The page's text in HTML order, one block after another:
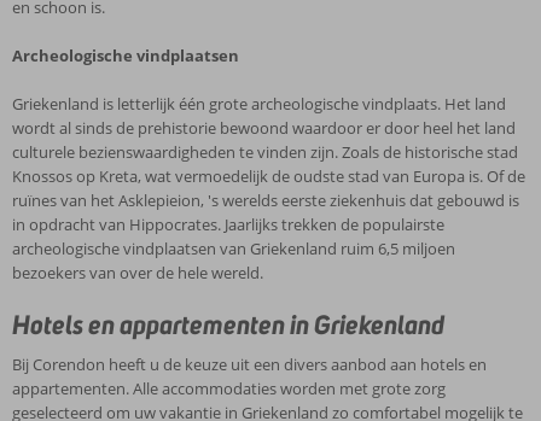
en schoon is.
Archeologische vindplaatsen
Griekenland is letterlijk één grote archeologische vindplaats. Het land
wordt al sinds de prehistorie bewoond waardoor er door heel het land
culturele bezienswaardigheden te vinden zijn. Zoals de historische stad
Knossos op Kreta, wat vermoedelijk de oudste stad van Europa is. Of de
ruïnes van het Asklepieion, 's werelds eerste ziekenhuis dat gebouwd is
in opdracht van Hippocrates. Jaarlijks trekken de populairste
archeologische vindplaatsen van Griekenland ruim 6,5 miljoen
bezoekers van over de hele wereld.
Hotels en appartementen in Griekenland
Bij Corendon heeft u de keuze uit een divers aanbod aan hotels en
appartementen. Alle accommodaties worden met grote zorg
geselecteerd om uw vakantie in Griekenland zo comfortabel mogelijk te